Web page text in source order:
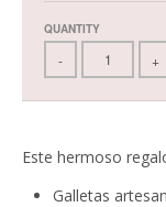
QUANTITY
- +
Este hermoso
Galletas